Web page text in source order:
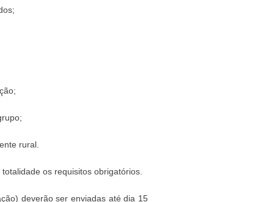
rural.
os requisitos obrigatórios.
deverão ser enviadas até dia 15